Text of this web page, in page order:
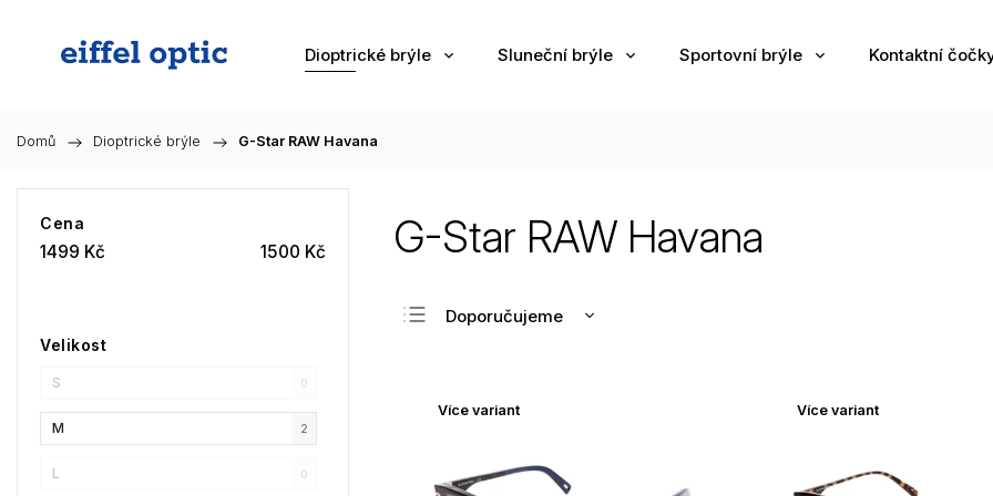
Dioptrické brýle Sluneční brýle Sportovní brýle Kontaktní
Domů / Dioptrické brýle / G-Star RAW Havana
Cena
1499 Kč 1500 Kč
Velikost
S 0
M 2
L 0
G-Star RAW Havana
Doporučujeme
Nejprodávanější
Více variant Více variant